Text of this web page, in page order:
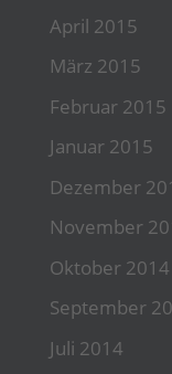
April 2015
März 2015
Februar 2015
Januar 2015
Dezember
November
Oktober 2014
September
Juli 2014